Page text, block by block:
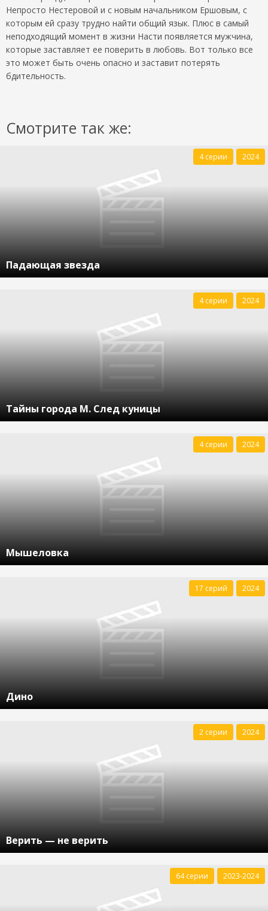
Непросто Нестеровой и с новым начальником Ершовым, с
которым ей сразу трудно найти общий язык. Плюс в самый
неподходящий момент в жизни Насти появляется мужчина,
которые заставляет ее поверить в любовь. Вот только все
это может быть очень опасно и заставит потерять
бдительность.
Смотрите так же:
Падающая звезда
4 серии 2024
Тайны города М. След куницы
4 серии 2024
Мышеловка
4 серии 2024
Дино
17 серий 2024
Верить — не верить
2 серии 2024
64 серии 2023-2024